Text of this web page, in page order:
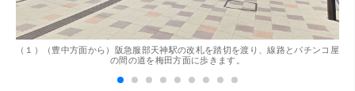
（１）（豊中方面から）阪急服部天神駅の改札を踏切を渡り、線路とパチンコ屋
の間の道を梅田方面に歩きます。